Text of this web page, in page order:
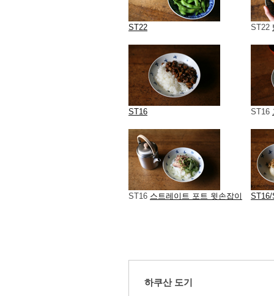
ST22 ST22
ST16 ST16
ST16 스트레이트 포트 윗손잡이 ST16/
하쿠산 도기